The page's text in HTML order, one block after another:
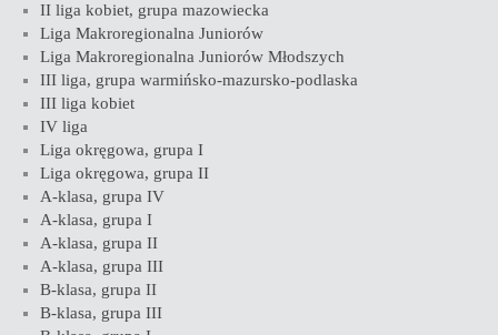
II liga kobiet, grupa mazowiecka
Liga Makroregionalna Juniorów
Liga Makroregionalna Juniorów Młodszych
III liga, grupa warmińsko-mazursko-podlaska
III liga kobiet
IV liga
Liga okręgowa, grupa I
Liga okręgowa, grupa II
A-klasa, grupa IV
A-klasa, grupa I
A-klasa, grupa II
A-klasa, grupa III
B-klasa, grupa II
B-klasa, grupa III